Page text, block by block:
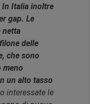
In Italia inoltre
gap. Le
netta
delle
che sono
meno
un alto tasso
interessate le